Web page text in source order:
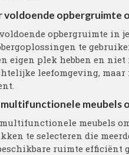
voldoende opbergruimte
opbergruimte in
te
eigen plek hebben en
leefomgeving,
meubels
meubels
te selecteren die
ruimte